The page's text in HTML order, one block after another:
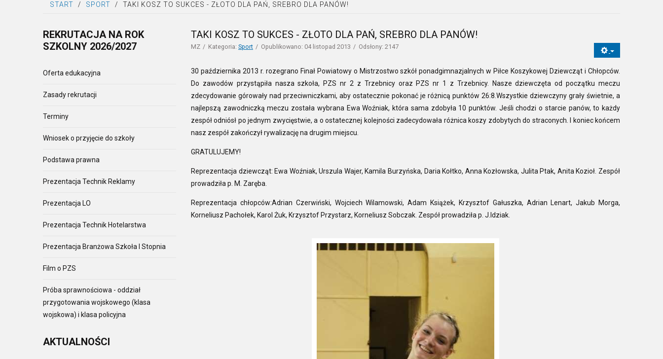
START / SPORT / TAKI KOSZ TO SUKCES - ZŁOTO DLA PAŃ, SREBRO DLA PANÓW!
TAKI KOSZ TO SUKCES - ZŁOTO DLA PAŃ, SREBRO DLA PANÓW!
MZ Kategoria: Sport Opublikowano: 04 listopad 2013 Odsłony: 2147
30 października 2013 r. rozegrano Finał Powiatowy o Mistrzostwo szkół ponadgimnazjalnych w Piłce Koszykowej Dziewcząt i Chłopców.
Do zawodów przystąpiła nasza szkoła, PZS nr 2 z Trzebnicy oraz PZS nr 1 z Trzebnicy. Nasze dziewczęta od początku meczu
zdecydowanie górowały nad przeciwniczkami, aby ostatecznie pokonać je różnicą punktów 26:8.Wszystkie dziewczyny grały świetnie, a
najlepszą zawodniczką meczu została wybrana Ewa Woźniak, która sama zdobyła 10 punktów. Jeśli chodzi o starcie panów, to każdy
zespół odniósł po jednym zwycięstwie, a o ostatecznej kolejności zadecydowała różnica koszy zdobytych do straconych. I koniec końcem
nasz zespół zakończył rywalizację na drugim miejscu.
GRATULUJEMY!
Reprezentacja dziewcząt: Ewa Woźniak, Urszula Wajer, Kamila Burzyńska, Daria Kołtko, Anna Kozłowska, Julita Ptak, Anita Kozioł. Zespół
prowadziła p. M. Zaręba.
Reprezentacja chłopców:Adrian Czerwiński, Wojciech Wilamowski, Adam Książek, Krzysztof Gałuszka, Adrian Lenart, Jakub Morga,
Korneliusz Pachołek, Karol Żuk, Krzysztof Przystarz, Korneliusz Sobczak. Zespół prowadziła p. J.Idziak.
REKRUTACJANA ROK
SZKOLNY 2026/2027
Oferta edukacyjna
Zasady rekrutacji
Terminy
Wniosek o przyjęcie do szkoły
Podstawa prawna
Prezentacja Technik Reklamy
Prezentacja LO
Prezentacja Technik Hotelarstwa
Prezentacja Branżowa Szkoła I Stopnia
Film o PZS
Próba sprawnościowa - oddział
przygotowania wojskowego (klasa
wojskowa) i klasa policyjna
AKTUALNOŚCI